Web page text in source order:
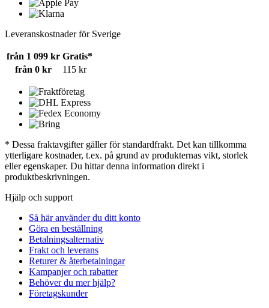
Leveranskostnader för Sverige
från 1 099 kr Gratis*
från 0 kr
115 kr
* Dessa fraktavgifter gäller för standardfrakt. Det kan tillkomma
ytterligare kostnader, t.ex. på grund av produkternas vikt, storlek
eller egenskaper. Du hittar denna information direkt i
produktbeskrivningen.
Hjälp och support
Så här använder du ditt konto
Göra en beställning
Betalningsalternativ
Frakt och leverans
Returer & återbetalningar
Kampanjer och rabatter
Behöver du mer hjälp?
Företagskunder